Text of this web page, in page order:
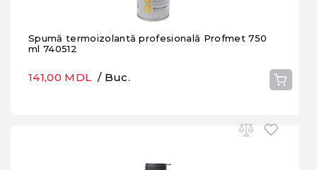
Spumă termoizolantă profesională Profmet 750
ml 740512
141,00 MDL / Buc.